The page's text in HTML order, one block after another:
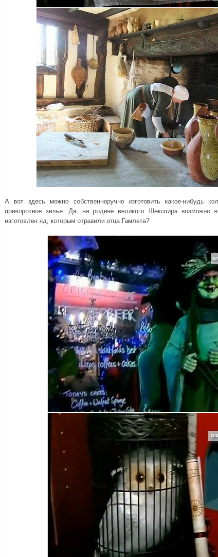
А вот здесь можно собственноручно изготовить какое-нибудь
приворотное зелье. Да, на родине великого Шекспира
изготовлен яд, которым отравили отца Гамлета?